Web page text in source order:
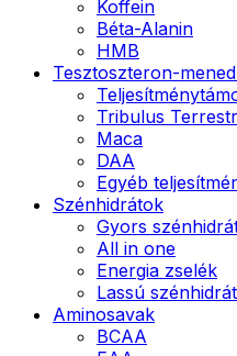
Koffein
Béta-Alanin
HMB
Tesztoszteron-
Tribulus
Maca
DAA
Egyéb
Szénhidrátok
Gyors
All in one
Energia zselék
Lassú
Aminosavak
BCAA